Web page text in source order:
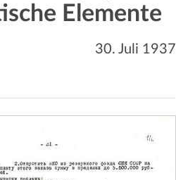
Elemente
30. Juli 1937